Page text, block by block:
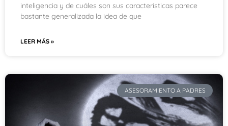
inteligencia y de cuáles son sus características parece
bastante generalizada la idea de que
LEER MÁS »
ASESORAMIENTO A PADRES